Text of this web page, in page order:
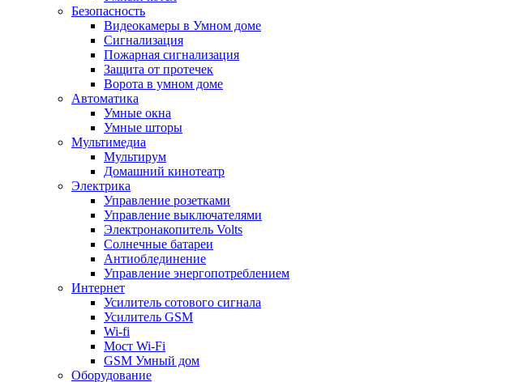
Безопасность
Видеокамеры в Умном доме
Сигнализация
Пожарная сигнализация
Защита от протечек
Ворота в умном доме
Автоматика
Умные окна
Умные шторы
Мультимедиа
Мультирум
Домашний кинотеатр
Электрика
Управление розетками
Управление выключателями
Электронакопитель Volts
Солнечные батареи
Антиоблединение
Управление энергопотреблением
Интернет
Усилитель сотового сигнала
Усилитель GSM
Wi-fi
Мост Wi-Fi
GSM Умный дом
Оборудование